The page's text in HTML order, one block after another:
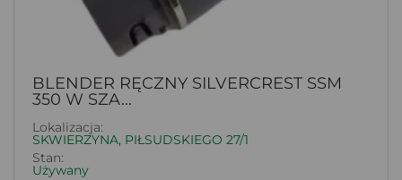
BLENDER RĘCZNY SILVERCREST SSM
350 W SZA...
Lokalizacja:
SKWIERZYNA, PIŁSUDSKIEGO 27/1
Stan:
Używany